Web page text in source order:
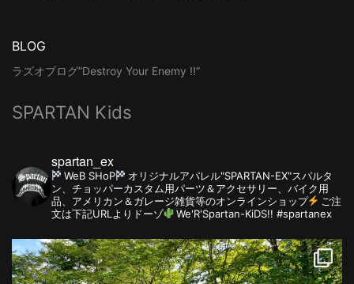
BLOG
ラズオブログ”Destroy Your Enemy !!”
SPARTAN Kids
spartan_ex
WeB SHoP
オリジナルアパレル"SPARTAN-EX"スパルタ
ン、チョッパーカスタム用パーツ＆アクセサリー、バイク用
品、アメリカン＆ガレージ雑貨等のオンラインショップ
ご注
文は下記URLよりドーゾ
We'R'Spartan-KiDS!! #spartanex